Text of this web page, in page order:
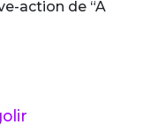
action de “A